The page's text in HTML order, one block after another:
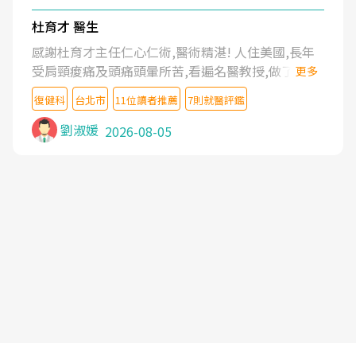
杜育才 醫生
感謝杜育才主任仁心仁術,醫術精湛! 人住美國,長年
受肩頸痠痛及頭痛頭暈所苦,看遍名醫教授,做了各種
檢查,也嘗試過西醫打針,中醫針灸及物理徒手治療都
沒有用,後來連吃到嗎啡類止痛藥都效果有限,只是壓
症狀,沒多久就痛起來,多年失眠嚴重影響生活品質.
台灣親友介紹忠孝醫院杜育才主任是頸頭症候群專
更多
復健科 台北市 11位讀者推薦 7則就醫評鑑
劉淑媛 2026-08-05